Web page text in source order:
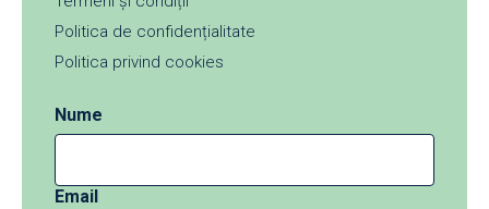
Politica de confidențialitate
Politica privind cookies
Nume
Email